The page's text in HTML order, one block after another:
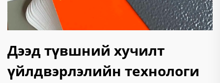
Дээд түвшний хучилт
үйлдвэрлэлийн технологи